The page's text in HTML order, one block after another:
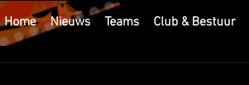
Home Nieuws Teams Club & Bestuur